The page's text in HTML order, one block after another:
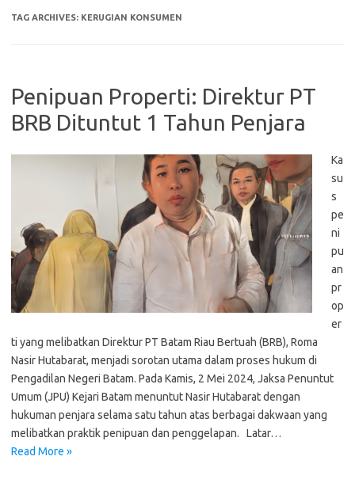
TAG ARCHIVES: KERUGIAN KONSUMEN
Penipuan Properti: Direktur PT
BRB Dituntut 1 Tahun Penjara
Ka
su
s
pe
ni
pu
an
pr
op
er
ti yang melibatkan Direktur PT Batam Riau Bertuah (BRB), Roma
Nasir Hutabarat, menjadi sorotan utama dalam proses hukum di
Pengadilan Negeri Batam. Pada Kamis, 2 Mei 2024, Jaksa Penuntut
Umum (JPU) Kejari Batam menuntut Nasir Hutabarat dengan
hukuman penjara selama satu tahun atas berbagai dakwaan yang
melibatkan praktik penipuan dan penggelapan. Latar…
Read More »